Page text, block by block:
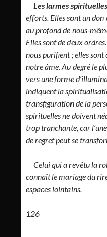
Les larmes spirituelles
efforts. Elles sont un don
au profond de nous-
Elles sont de deux
nous purifient ; elles sont
notre âme. Au degré le
vers une forme
indiquent la
transfiguration de la
spirituelles ne doivent
trop tranchante, car
de regret peut se
Celui qui a revêtu la
connaît le mariage du
espaces lointains.
126